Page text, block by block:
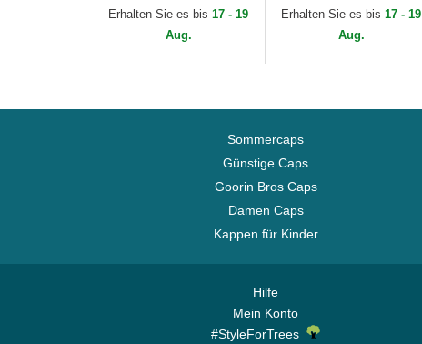
von New Era
Erhalten Sie es bis17 - 19
Aug.
Premier League von
Erhalten Sie es bis17 - 19
Aug.
Sommercaps
Günstige Caps
Goorin Bros Caps
Damen Caps
Kappen für Kinder
Hilfe
Mein Konto
#StyleForTrees